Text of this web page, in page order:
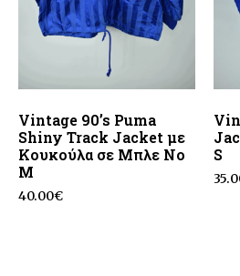
Vintage 90’s Puma
Shiny Track Jacket με
Κουκούλα σε Μπλε No
M
40.00€
S